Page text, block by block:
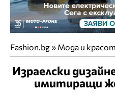
Fashion.bg» Мода и
Израелски
имитиращи